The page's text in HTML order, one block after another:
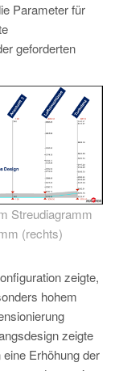
Parameter für
geforderten
Streudiagramm
(rechts)
zeigte,
hohem
zeigte
Erhöhung der